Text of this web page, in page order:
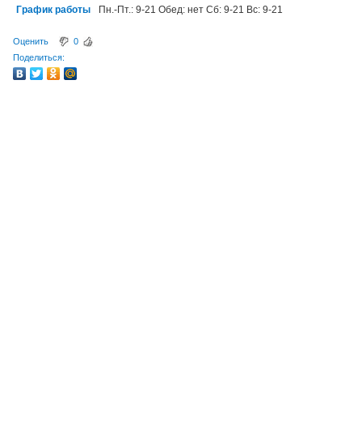
График работы Пн.-Пт.: 9-21 Обед: нет Сб: 9-21 Вс: 9-21
Оценить
0
Поделиться: